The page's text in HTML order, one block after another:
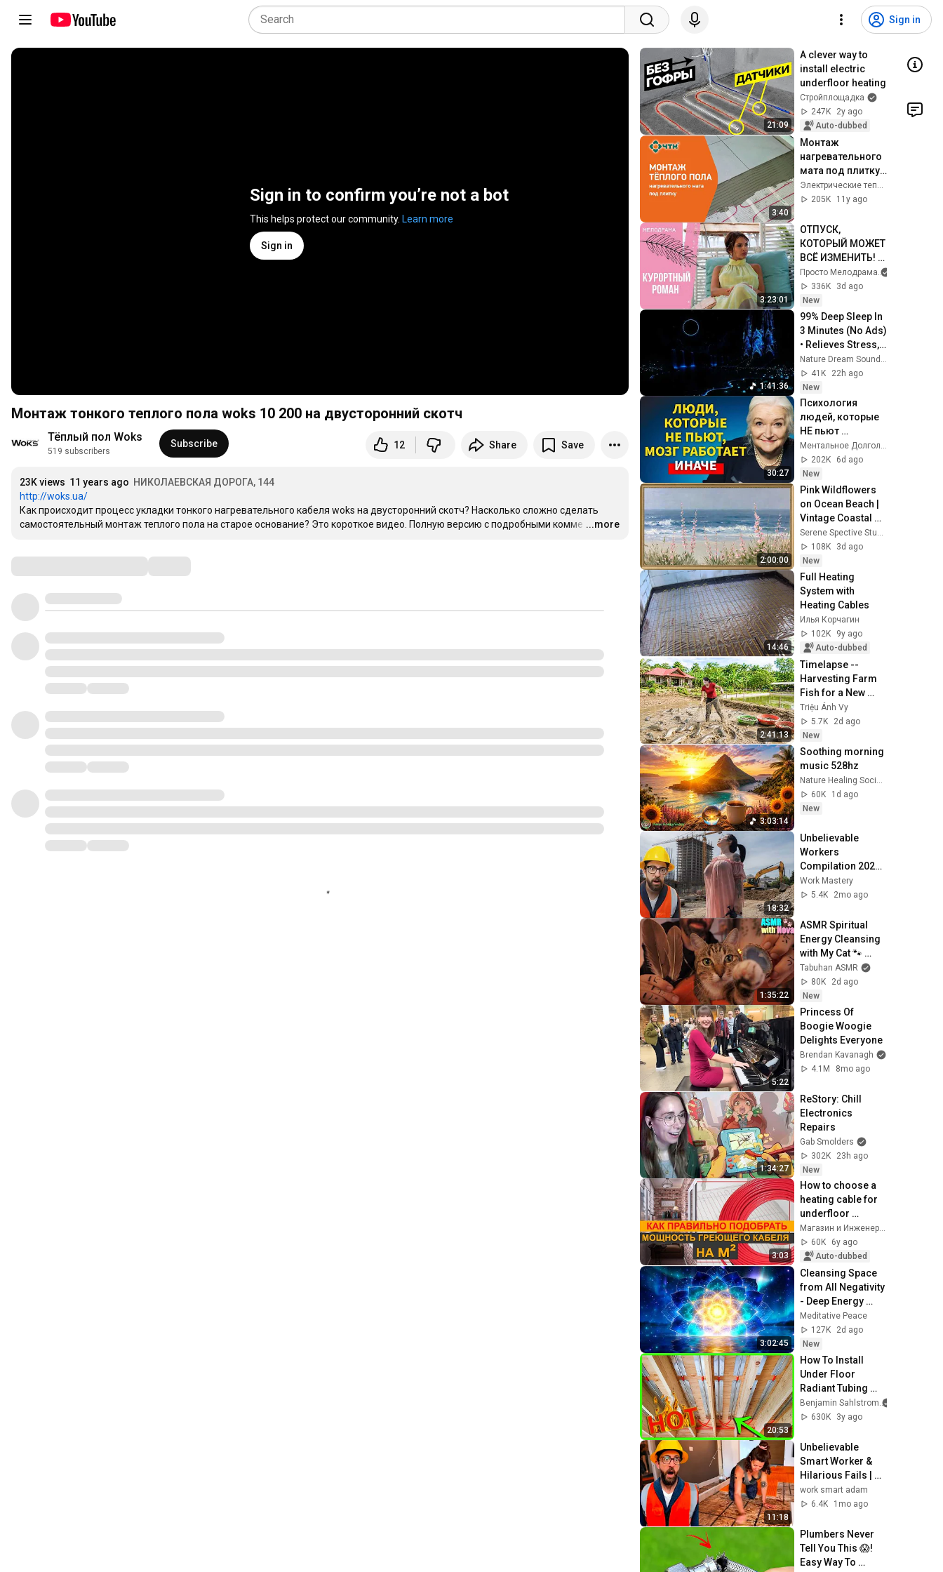
Sign in
Sign in to confirm you’re not a bot
This helps protect our community. Learn more
Sign in
Монтаж тонкого теплого пола woks 10 200 на двусторонний скотч
Тёплый пол Woks
519 subscribers
Subscribe 12 Share Save
23K views 11 years ago НИКОЛАЕВСКАЯ ДОРОГА, 144
http://woks.ua/
Как происходит процесс укладки тонкого нагревательного кабеля woks на двусторонний скотч? Насколько сложно сделать
самостоятельный монтаж теплого пола на старое основание? Это короткое видео. Полную версию с подробными комме …
...more
21:09
A clever way to
install electric
underfloor heating
Стройплощадка
247K
2y ago
Auto-dubbed
3:40
Монтаж
нагревательного
мата под плитку.
Советы.
Электрические теплые полы ЧТК
205K
11y ago
3:23:01
ОТПУСК,
КОТОРЫЙ МОЖЕТ
ВСЁ ИЗМЕНИТЬ!
Курортный
роман. Все серии
Просто Мелодрама
336K
3d ago
New
1:41:36
99% Deep Sleep In
3 Minutes (No Ads)
• Relieves Stress,
Melatonin Release
• Stop Overthinking
41K
22h ago
New
30:27
Психология
людей, которые
НЕ пьют
алкоголь
(согласно
нейронауке) |
Татьяна
Черниговская
Ментальное Долголетие and 2 more
202K
6d ago
New
2:00:00
Pink Wildflowers
on Ocean Beach |
Vintage Coastal
Seascape Oil
Painting | 4K
Ambient TV
Screensaver
Serene Spective Studio
108K
3d ago
New
14:46
Full Heating
System with
Heating Cables
Илья Корчагин
102K
9y ago
Auto-dubbed
2:41:13
Timelapse --
Harvesting Farm
Fish for a New
Pond | Trieu Anh
Vy Harvest Farm
Triệu Ánh Vy
5.7K
2d ago
New
3:03:14
Soothing morning
music 528hz
60K
1d ago
New
18:32
Unbelievable
Workers
Compilation 2026 |
Working with
Talented
#fail
#construction
Work Mastery
5.4K
2mo ago
1:35:22
ASMR Spiritual
Energy Cleansing
with My Cat 🐾
Purring & Reiki for
Sleep & Stress
Relief
Tabuhan ASMR
80K
2d ago
New
5:22
Princess Of
Boogie Woogie
Delights Everyone
Brendan Kavanagh
4.1M
8mo ago
1:34:27
ReStory: Chill
Electronics
Repairs
Gab Smolders
302K
23h ago
New
3:03
How to choose a
heating cable for
underfloor
heating.
Магазин и Инженеры #ALFAOPT
60K
6y ago
Auto-dubbed
3:02:45
Cleansing Space
from All Negativity
- Deep Energy
Clearing and
Protection - 417Hz
Meditative Peace
127K
2d ago
New
20:53
How To Install
Under Floor
Radiant Tubing
With Aluminum
Omega Heat
Between Joists
Benjamin Sahlstrom
630K
3y ago
11:18
Unbelievable
Smart Worker &
Hilarious Fails |
Construction
Compilation part 3
work smart adam
6.4K
1mo ago
Plumbers Never
Tell You This 😱!
Easy Way To